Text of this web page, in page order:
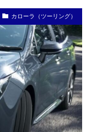
カローラ（ツーリング）